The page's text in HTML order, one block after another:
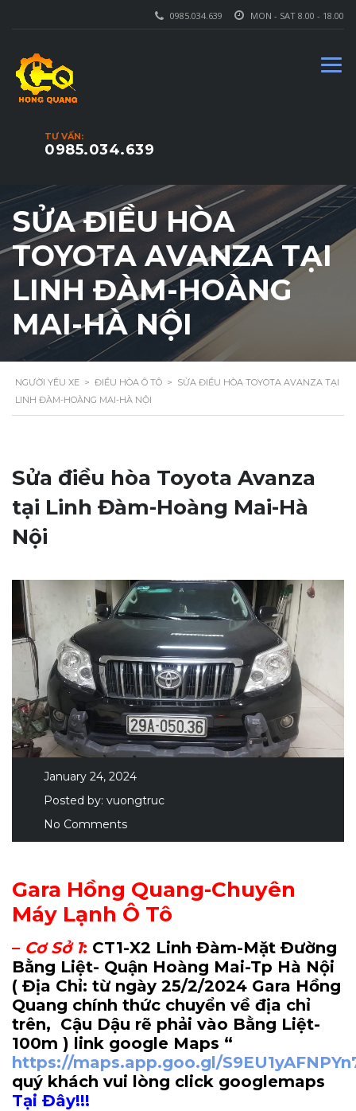
MON - SAT 8.00 - 18.00
0985.034.639
TƯ VẤN:
0985.034.639
SỬA ĐIỀU HÒA
TOYOTA AVANZA TẠI
LINH ĐÀM-HOÀNG
MAI-HÀ NỘI
NGƯỜI YÊU XE > ĐIỀU HÒA Ô TÔ > SỬA ĐIỀU HÒA TOYOTA AVANZA TẠI
LINH ĐÀM-HOÀNG MAI-HÀ NỘI
Sửa điều hòa Toyota Avanza
tại Linh Đàm-Hoàng Mai-Hà
Nội
January 24, 2024
Posted by: vuongtruc
No Comments
Gara Hồng Quang-Chuyên
Máy Lạnh Ô Tô
– Cơ Sở 1: CT1-X2 Linh Đàm-Mặt Đường
Bằng Liệt- Quận Hoàng Mai-Tp Hà Nội
( Địa Chỉ: từ ngày 25/2/2024 Gara Hồng
Quang chính thức chuyển về địa chỉ
trên, Cậu Dậu rẽ phải vào Bằng Liệt-
100m ) link google Maps “
https://maps.app.goo.gl/
quý khách vui lòng click googlemaps
Tại Đây!!!